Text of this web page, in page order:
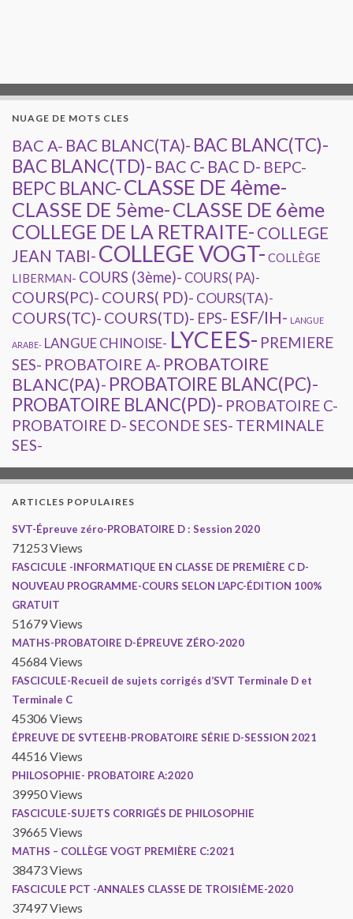
NUAGE DE MOTS CLES
BAC A- BAC BLANC(TA)- BAC BLANC(TC)-
BAC BLANC(TD)- BAC C- BAC D- BEPC-
BEPC BLANC-CLASSE DE 4ème-
CLASSE DE 5ème-CLASSE DE 6ème
COLLEGE DE LA RETRAITE- COLLEGE
JEAN TABI- COLLEGE VOGT- COLLÈGE
LIBERMAN- COURS (3ème)- COURS( PA)-
COURS(PC)- COURS( PD)- COURS(TA)-
COURS(TC)- COURS(TD)- EPS- ESF/IH- LANGUE
ARABE- LANGUE CHINOISE- LYCEES- PREMIERE
SES- PROBATOIRE A- PROBATOIRE
BLANC(PA)- PROBATOIRE BLANC(PC)-
PROBATOIRE BLANC(PD)- PROBATOIRE C-
PROBATOIRE D-SECONDE SES- TERMINALE
SES-
ARTICLES POPULAIRES
SVT-Épreuve zéro-PROBATOIRE D : Session 2020
71253 Views
FASCICULE -INFORMATIQUE EN CLASSE DE PREMIÈRE C D-
NOUVEAU PROGRAMME-COURS SELON L’APC-ÉDITION 100%
GRATUIT
51679 Views
MATHS-PROBATOIRE D-ÉPREUVE ZÉRO-2020
45684 Views
FASCICULE-Recueil de sujets corrigés d’SVT Terminale D et
Terminale C
45306 Views
ÉPREUVE DE SVTEEHB-PROBATOIRE SÉRIE D-SESSION 2021
44516 Views
PHILOSOPHIE- PROBATOIRE A:2020
39950 Views
FASCICULE-SUJETS CORRIGÉS DE PHILOSOPHIE
39665 Views
MATHS – COLLÈGE VOGT PREMIÈRE C:2021
38473 Views
FASCICULE PCT -ANNALES CLASSE DE TROISIÈME-2020
37497 Views